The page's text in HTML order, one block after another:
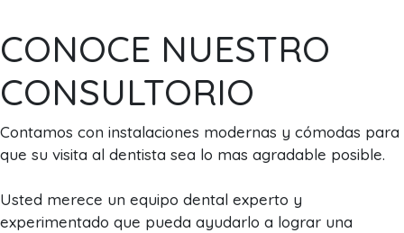
CONOCE NUESTRO
CONSULTORIO
Contamos con instalaciones modernas y cómodas para
que su visita al dentista sea lo mas agradable posible.
Usted merece un equipo dental experto y
experimentado que pueda ayudarlo a lograr una